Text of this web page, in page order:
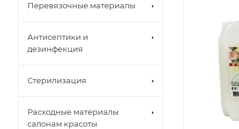
Перевязочные материалы
Антисептики и
дезинфекция
Стерилизация
Расходные материалы
салонам красоты